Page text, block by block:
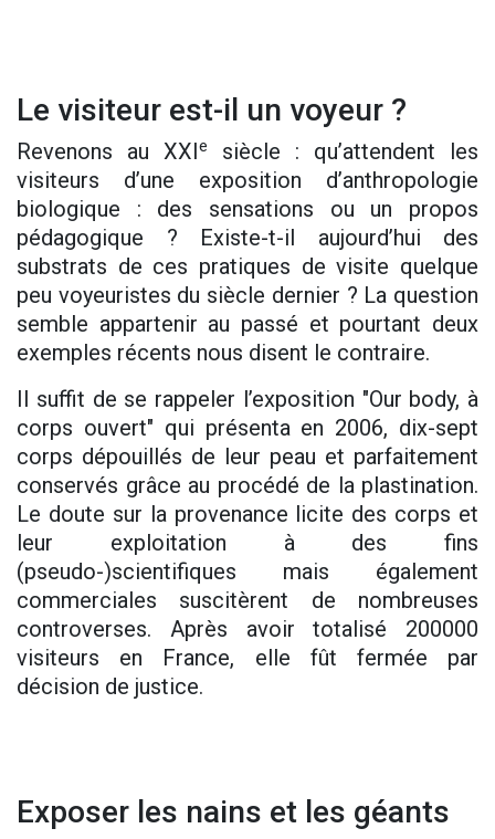
Le visiteur est-il un voyeur ?
Revenons au XXIe siècle : qu’attendent les
visiteurs d’une exposition d’anthropologie
biologique : des sensations ou un propos
pédagogique ? Existe-t-il aujourd’hui des
substrats de ces pratiques de visite quelque
peu voyeuristes du siècle dernier ? La question
semble appartenir au passé et pourtant deux
exemples récents nous disent le contraire.
Il suffit de se rappeler l’exposition "Our body, à
corps ouvert" qui présenta en 2006, dix-sept
corps dépouillés de leur peau et parfaitement
conservés grâce au procédé de la plastination.
Le doute sur la provenance licite des corps et
leur exploitation à des fins
(pseudo-)scientifiques mais également
commerciales suscitèrent de nombreuses
controverses. Après avoir totalisé 200000
visiteurs en France, elle fût fermée par
décision de justice.
Exposer les nains et les géants